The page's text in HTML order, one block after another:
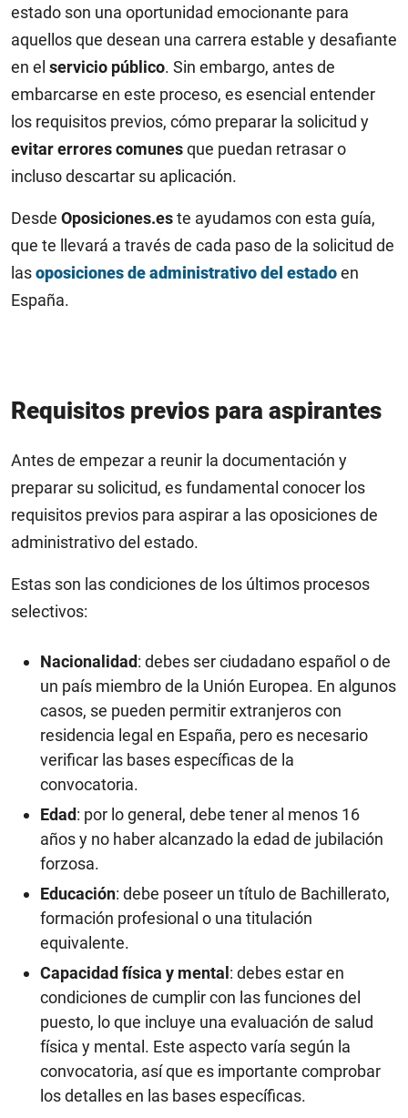
estado son una oportunidad emocionante para
aquellos que desean una carrera estable y desafiante
en el servicio público. Sin embargo, antes de
embarcarse en este proceso, es esencial entender
los requisitos previos, cómo preparar la solicitud y
evitar errores comunesque puedan retrasar o
incluso descartar su aplicación.
Desde Oposiciones.este ayudamos con esta guía,
que te llevará a través de cada paso de la solicitud de
lasoposiciones de administrativo del estadoen
España.
Requisitos previos para aspirantes
Antes de empezar a reunir la documentación y
preparar su solicitud, es fundamental conocer los
requisitos previos para aspirar a las oposiciones de
administrativo del estado.
Estas son las condiciones de los últimos procesos
selectivos:
Nacionalidad: debes ser ciudadano español o de
un país miembro de la Unión Europea. En algunos
casos, se pueden permitir extranjeros con
residencia legal en España, pero es necesario
verificar las bases específicas de la
convocatoria.
Edad: por lo general, debe tener al menos 16
años y no haber alcanzado la edad de jubilación
forzosa.
Educación: debe poseer un título de Bachillerato,
formación profesional o una titulación
equivalente.
Capacidad física y mental: debes estar en
condiciones de cumplir con las funciones del
puesto, lo que incluye una evaluación de salud
física y mental. Este aspecto varía según la
convocatoria, así que es importante comprobar
los detalles en las bases específicas.